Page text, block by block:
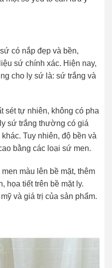
có nắp đẹp và bền,
sứ chính xác. Hiện nay,
cho ly sứ là: sứ trắng và
sét tự nhiên, không có pha
sứ trắng thường có giá
Tuy nhiên, độ bền và
bằng các loại sứ men.
màu lên bề mặt, thêm
họa tiết trên bề mặt ly.
và giá trị của sản phẩm.